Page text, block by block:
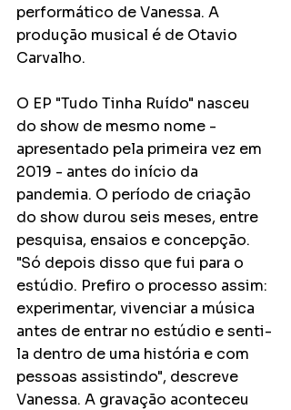
performático de Vanessa. A
produção musical é de Otavio
Carvalho.
O EP "Tudo Tinha Ruído" nasceu
do show de mesmo nome -
apresentado pela primeira vez em
2019 - antes do início da
pandemia. O período de criação
do show durou seis meses, entre
pesquisa, ensaios e concepção.
"Só depois disso que fui para o
estúdio. Prefiro o processo assim:
experimentar, vivenciar a música
antes de entrar no estúdio e senti-
la dentro de uma história e com
pessoas assistindo", descreve
Vanessa. A gravação aconteceu